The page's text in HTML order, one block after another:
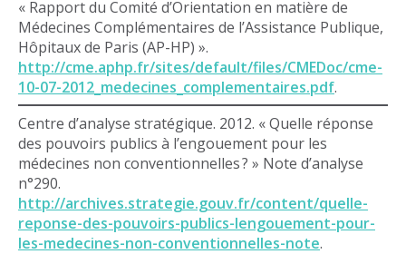
« Rapport du Comité d’Orientation en matière de
Médecines Complémentaires de l’Assistance Publique,
Hôpitaux de Paris (AP-HP) ».
http://cme.aphp.fr/sites/default/files/CMEDoc/cme-
10-07-2012_medecines_complementaires.pdf.
Centre d’analyse stratégique. 2012. « Quelle réponse
des pouvoirs publics à l’engouement pour les
médecines non conventionnelles ? » Note d’analyse
n°290.
http://archives.strategie.gouv.fr/content/quelle-
reponse-des-pouvoirs-publics-lengouement-pour-
les-medecines-non-conventionnelles-note.